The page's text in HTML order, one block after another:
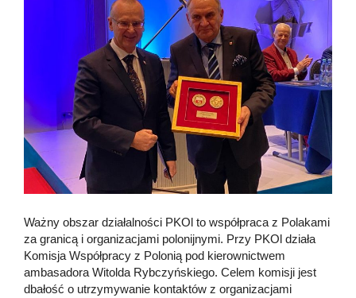
Ważny obszar działalności PKOl to współpraca z Polakami
za granicą i organizacjami polonijnymi. Przy PKOl działa
Komisja Współpracy z Polonią pod kierownictwem
ambasadora Witolda Rybczyńskiego. Celem komisji jest
dbałość o utrzymywanie kontaktów z organizacjami